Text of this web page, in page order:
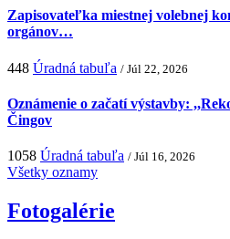
Zapisovateľka miestnej volebnej
orgánov…
448 Úradná tabuľa / Júl 22, 2026
Oznámenie o začatí výstavby:
Čingov
1058 Úradná tabuľa / Júl 16, 2026
Všetky oznamy
Fotogalérie